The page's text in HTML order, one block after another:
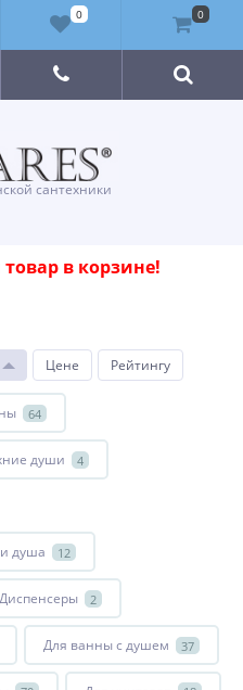
сантехники
в корзине!
Цене Рейтингу
64
души 4
душа 12
Диспенсеры 2
Для ванны с душем 37
0 0